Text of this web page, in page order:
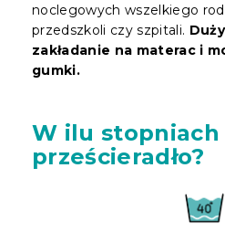
noclegowych wszelkiego
przedszkoli czy szpitali.
zakładanie na materac i
gumki.
W ilu stopniach
prześcieradło?